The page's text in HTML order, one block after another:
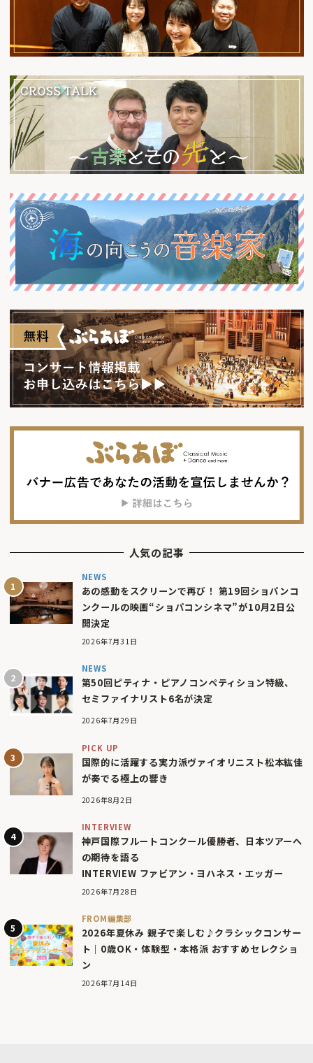
人気の記事
NEWS
あの感動をスクリーンで再び！ 第19回ショパンコ
ンクールの映画“ショパコンシネマ”が10月2日公
開決定
2026年7月31日
NEWS
第50回ピティナ・ピアノコンペティション特級、
セミファイナリスト6名が決定
2026年7月29日
PICK UP
国際的に活躍する実力派ヴァイオリニスト松本紘佳
が奏でる極上の響き
2026年8月2日
INTERVIEW
神戸国際フルートコンクール優勝者、日本ツアーへ
の期待を語る
INTERVIEW ファビアン・ヨハネス・エッガー
2026年7月28日
FROM編集部
2026年夏休み 親子で楽しむ♪クラシックコンサー
ト｜0歳OK・体験型・本格派 おすすめセレクショ
ン
2026年7月14日